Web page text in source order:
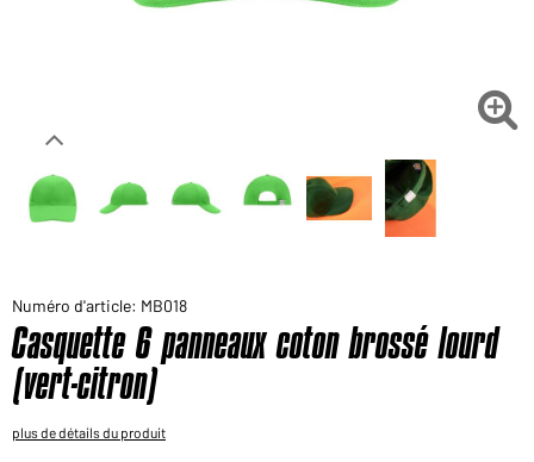

Numéro d'article: MB018
Casquette 6 panneaux coton brossé lourd
(vert-citron)
plus de détails du produit